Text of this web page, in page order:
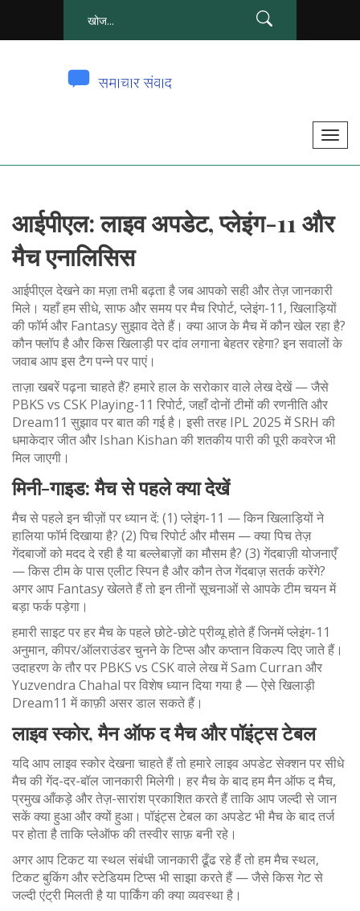
टॉ
सं
त
क
र
ना
आईपीएल: लाइव अपडेट, प्लेइंग-11 और
मैच एनालिसिस
आईपीएल देखने का मज़ा तभी बढ़ता है जब आपको सही और तेज़ जानकारी
मिले। यहाँ हम सीधे, साफ और समय पर मैच रिपोर्ट, प्लेइंग-11, खिलाड़ियों
की फॉर्म और Fantasy सुझाव देते हैं। क्या आज के मैच में कौन खेल रहा है?
कौन फ्लॉप है और किस खिलाड़ी पर दांव लगाना बेहतर रहेगा? इन सवालों के
जवाब आप इस टैग पन्ने पर पाएं।
ताज़ा खबरें पढ़ना चाहते हैं? हमारे हाल के सरोकार वाले लेख देखें — जैसे
PBKS vs CSK Playing-11 रिपोर्ट, जहाँ दोनों टीमों की रणनीति और
Dream11 सुझाव पर बात की गई है। इसी तरह IPL 2025 में SRH की
धमाकेदार जीत और Ishan Kishan की शतकीय पारी की पूरी कवरेज भी
मिल जाएगी।
मिनी-गाइड: मैच से पहले क्या देखें
मैच से पहले इन चीज़ों पर ध्यान दें: (1) प्लेइंग-11 — किन खिलाड़ियों ने
हालिया फॉर्म दिखाया है? (2) पिच रिपोर्ट और मौसम — क्या पिच तेज़
गेंदबाजों को मदद दे रही है या बल्लेबाज़ों का मौसम है? (3) गेंदबाज़ी योजनाएँ
— किस टीम के पास एलीट स्पिन है और कौन तेज गेंदबाज़ सतर्क करेंगे?
अगर आप Fantasy खेलते हैं तो इन तीनों सूचनाओं से आपके टीम चयन में
बड़ा फर्क पड़ेगा।
हमारी साइट पर हर मैच के पहले छोटे-छोटे प्रीव्यू होते हैं जिनमें प्लेइंग-11
अनुमान, कीपर/ऑलराउंडर चुनने के टिप्स और कप्तान विकल्प दिए जाते हैं।
उदाहरण के तौर पर PBKS vs CSK वाले लेख में Sam Curran और
Yuzvendra Chahal पर विशेष ध्यान दिया गया है — ऐसे खिलाड़ी
Dream11 में काफ़ी असर डाल सकते हैं।
लाइव स्कोर, मैन ऑफ द मैच और पॉइंट्स टेबल
यदि आप लाइव स्कोर देखना चाहते हैं तो हमारे लाइव अपडेट सेक्शन पर सीधे
मैच की गेंद-दर-बॉल जानकारी मिलेगी। हर मैच के बाद हम मैन ऑफ द मैच,
प्रमुख आँकड़े और तेज़-सारांश प्रकाशित करते हैं ताकि आप जल्दी से जान
सकें क्या हुआ और क्यों हुआ। पॉइंट्स टेबल का अपडेट भी मैच के बाद तर्ज
पर होता है ताकि प्लेऑफ की तस्वीर साफ़ बनी रहे।
अगर आप टिकट या स्थल संबंधी जानकारी ढूँढ रहे हैं तो हम मैच स्थल,
टिकट बुकिंग और स्टेडियम टिप्स भी साझा करते हैं — जैसे किस गेट से
जल्दी एंट्री मिलती है या पार्किंग की क्या व्यवस्था है।